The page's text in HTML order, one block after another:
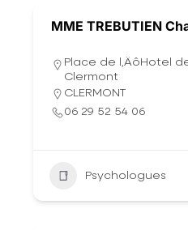
MME TREBUTIEN
Place de l‚ÄôHotel
Clermont
CLERMONT
06 29 52 54 06
Psychologues